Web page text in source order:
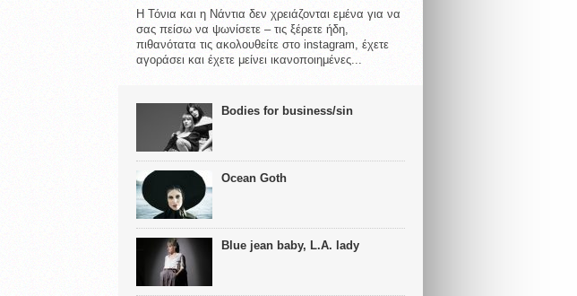
Η Τόνια και η Νάντια δεν χρειάζονται εμένα για να
σας πείσω να ψωνίσετε – τις ξέρετε ήδη,
πιθανότατα τις ακολουθείτε στο instagram, έχετε
αγοράσει και έχετε μείνει ικανοποιημένες...
Bodies for business/sin
Ocean Goth
Blue jean baby, L.A. lady